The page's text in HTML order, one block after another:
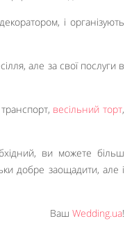
і організують
але за свої послуги в
весільний торт,
ви можете більш
добре заощадити, але і
Ваш Wedding.ua!